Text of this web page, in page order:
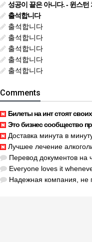
성공이 끝은 아니다. - 윈스턴
출석합니다
출석합니다
출석합니다
출석합니다
출석합니다
출석합니다
Comments
Билеты на инт стоят своих
Это бизнес сообщество
Доставка минута в минуту,
Лучшее лечение алкоголизма
Перевод документов на
Everyone loves it whenever
Надежная компания, не первый